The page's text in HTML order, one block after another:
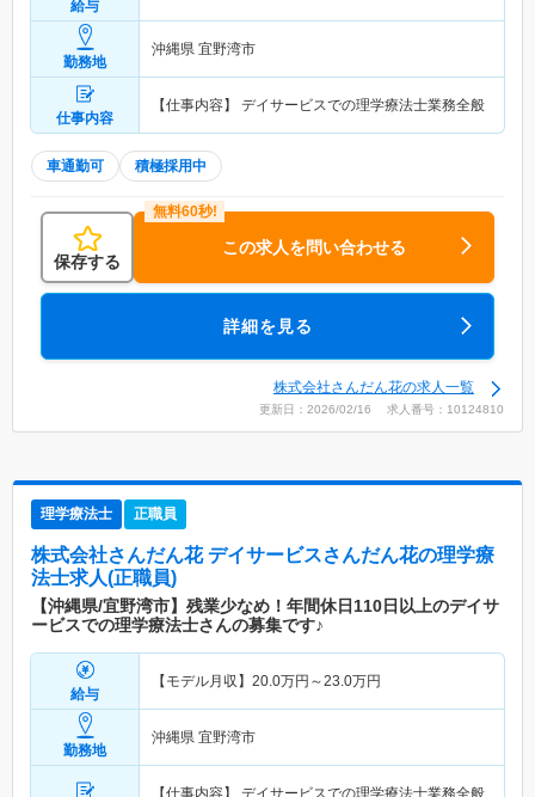
給与
勤務地
沖縄県 宜野湾市
仕事内容
【仕事内容】 デイサービスでの理学療法士業務全般
車通勤可 積極採用中
保存する
この求人を問い合わせる
詳細を見る
株式会社さんだん花の求人一覧
更新日：2026/02/16 求人番号：10124810
理学療法士 正職員
株式会社さんだん花 デイサービスさんだん花の理学療
法士求人(正職員)
【沖縄県/宜野湾市】残業少なめ！年間休日110日以上のデイサ
ービスでの理学療法士さんの募集です♪
給与
【モデル月収】 20.0万円～23.0万円
勤務地
沖縄県 宜野湾市